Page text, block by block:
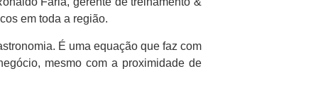
em toda a região.
É uma equação que faz com
mesmo com a proximidade de